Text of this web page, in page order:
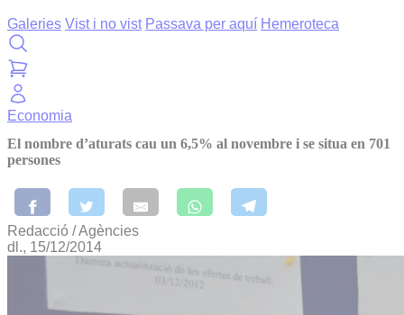
Galeries Vist i no vist Passava per aquí Hemeroteca
Economia
El nombre d’aturats cau un 6,5% al novembre i se situa en 701
persones
Redacció / Agències
dl., 15/12/2014